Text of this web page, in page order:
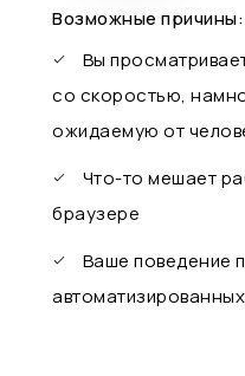
Возможные причины:
Вы
со скоростью,
ожидаемую от
Что-то мешает
браузере
Ваше поведение